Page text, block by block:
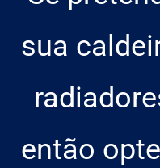
sua
então